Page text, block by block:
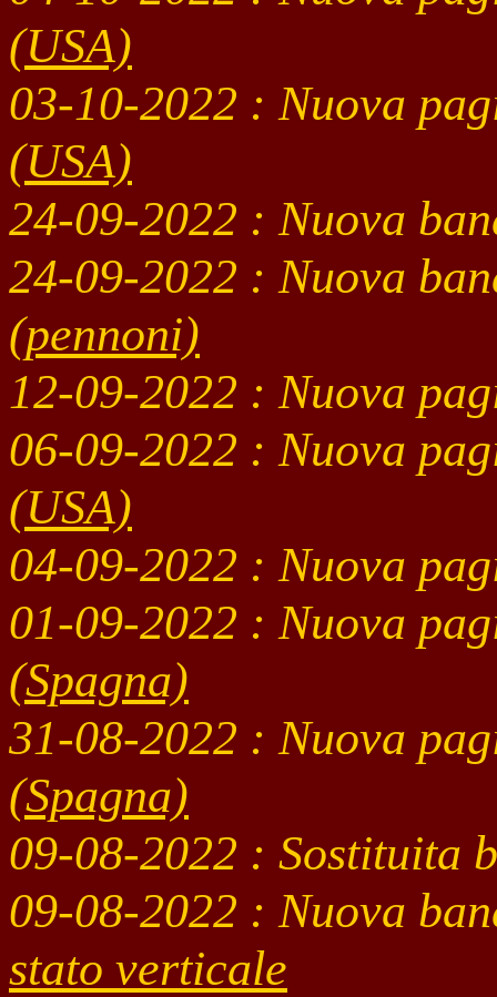
(USA)
03-10-2022 : Nuova
(USA)
24-09-2022 : Nuova
24-09-2022 : Nuova
(pennoni)
12-09-2022 : Nuova
06-09-2022 : Nuova
(USA)
04-09-2022 : Nuova
01-09-2022 : Nuova
(Spagna)
31-08-2022 : Nuova
(Spagna)
09-08-2022 : Sostituita
09-08-2022 : Nuova
stato verticale